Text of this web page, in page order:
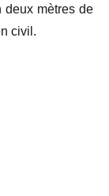
deux mètres de
civil.